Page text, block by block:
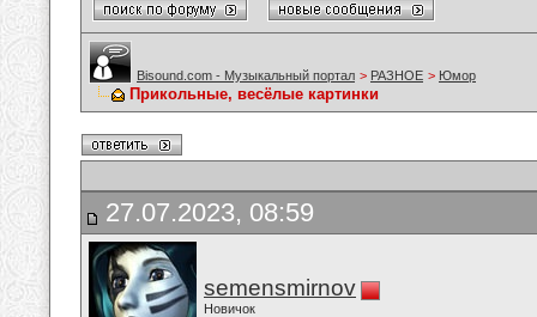
Bisound.com - Музыкальный портал > РАЗНОЕ > Юмор
Прикольные, весёлые картинки
27.07.2023, 08:59
semensmirnov
Новичок